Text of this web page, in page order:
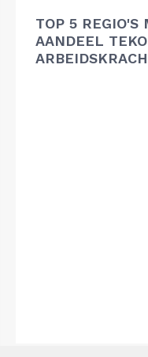
TOP 5 REGIO'S
AANDEEL